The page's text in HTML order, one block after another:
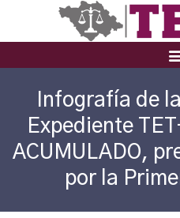
Infografía de
Expediente
ACUMULADO,
por la